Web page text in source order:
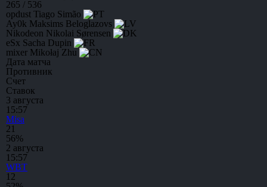
265 / 536
opdust Tiago Simão
Ay0k Maksims Beloglazovs
Nikodeon Nikolai Sørensen
eSx Sacha Dupin
mixer Mikołaj Zhu
Дата матча
Противник
Счет
Ставок
3 августа
15:57
Misa
21
56%
2 августа
15:57
WBT
1 2